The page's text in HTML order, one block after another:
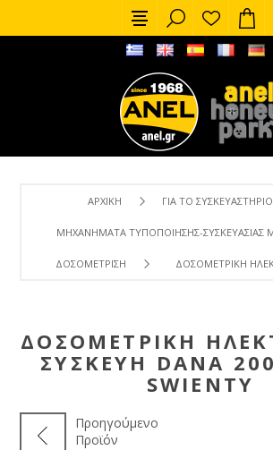
ΑΡΧΙΚΉ ΓΙΑ ΤΟ ΣΥΣΚΕΥΑΣΤΉΡΙΟ
ΜΗΧΑΝΉΜΑΤΑ ΤΥΠΟΠΟΊΗΣΗΣ-ΣΥΣΚΕΥΑΣΊΑΣ
ΔΟΣΟΜΈΤΡΙΣΗ ΔΟΣΟΜΕΤΡΙΚΉ
ΔΟΣΟΜΕΤΡΙΚΉ
ΣΥΣΚΕΥΉ DANA
SWIENTY
Προηγούμενο
Προϊόν